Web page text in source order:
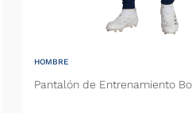
HOMBRE
Pantalón de Entrenamiento